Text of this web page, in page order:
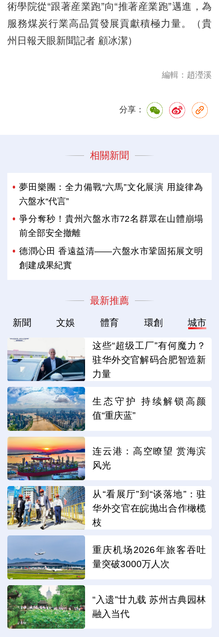
術學院從“跟著産業跑”向“推著産業跑”邁進，為
服務煤炭行業高品質發展貢獻積極力量。（貴
州日報天眼新聞記者 顧冰潔）
編輯：趙瀅溪
分享：
相關新聞
夢田樂團：全力備戰“六馬”文化展演 用旋律為
六盤水“代言”
爭分奪秒！貴州六盤水市72名群眾在山體崩塌
前全部安全撤離
德潤心田 香遠益清——六盤水市鞏固拓展文明
創建成果紀實
最新推薦
新聞 文娛 體育 環創 城市
这些“超级工厂”有何魔力？
驻华外交官解码合肥智造新
力量
生态守护 持续解锁高颜
值“重庆蓝”
连云港：高空瞭望 赏海滨
风光
从“看展厅”到“谈落地”：驻
华外交官在皖抛出合作橄榄
枝
重庆机场2026年旅客吞吐
量突破3000万人次
“入遗”廿九载 苏州古典园林
融入当代